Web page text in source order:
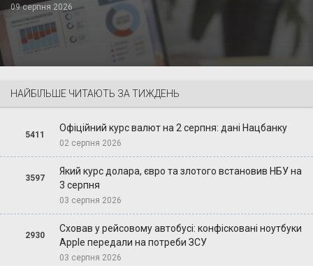
09 серпня 2026
НАЙБІЛЬШЕ ЧИТАЮТЬ ЗА ТИЖДЕНЬ
5411
Офіційний курс валют на 2 серпня: дані Нацбанку
02 серпня 2026
3597
Який курс долара, євро та злотого встановив НБУ на
3 серпня
03 серпня 2026
2930
Сховав у рейсовому автобусі: конфісковані ноутбуки
Apple передали на потреби ЗСУ
03 серпня 2026